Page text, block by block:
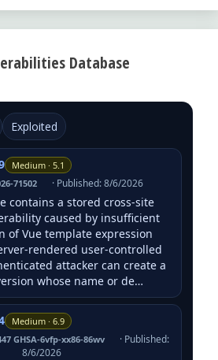
Database
Exploited
Medium · 5.1
71502 · Published: 8/6/2026
contains a stored cross-site
caused by insufficient
of Vue template expression
rendered user-controlled
attacker can create a
whose name or de…
Medium · 6.9
GHSA-6vfp-xx86-86wv
· Published:
8/6/2026